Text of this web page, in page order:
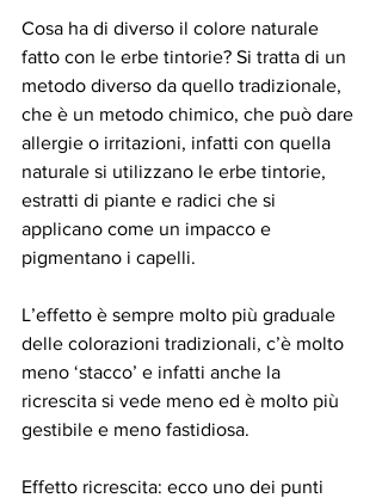
Cosa ha di diverso il colore naturale
fatto con le erbe tintorie? Si tratta di un
metodo diverso da quello tradizionale,
che è un metodo chimico, che può dare
allergie o irritazioni, infatti con quella
naturale si utilizzano le erbe tintorie,
estratti di piante e radici che si
applicano come un impacco e
pigmentano i capelli.
L’effetto è sempre molto più graduale
delle colorazioni tradizionali, c’è molto
meno ‘stacco’ e infatti anche la
ricrescita si vede meno ed è molto più
gestibile e meno fastidiosa.
Effetto ricrescita: ecco uno dei punti